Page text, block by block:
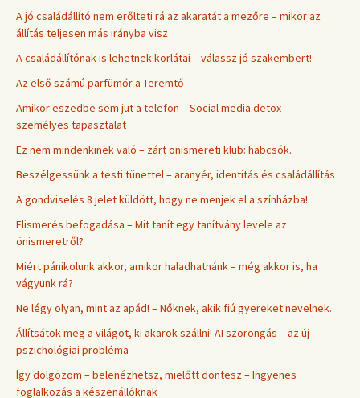
A jó családállító nem erőlteti rá az akaratát a mezőre – mikor az
állítás teljesen más irányba visz
A családállítónak is lehetnek korlátai – válassz jó szakembert!
Az első számú parfümőr a Teremtő
Amikor eszedbe sem jut a telefon – Social media detox –
személyes tapasztalat
Ez nem mindenkinek való – zárt önismereti klub: habcsók.
Beszélgessünk a testi tünettel – aranyér, identitás és családállítás
A gondviselés 8 jelet küldött, hogy ne menjek el a színházba!
Elismerés befogadása – Mit tanít egy tanítvány levele az
önismeretről?
Miért pánikolunk akkor, amikor haladhatnánk – még akkor is, ha
vágyunk rá?
Ne légy olyan, mint az apád! – Nőknek, akik fiú gyereket nevelnek.
Állítsátok meg a világot, ki akarok szállni! AI szorongás – az új
pszichológiai probléma
Így dolgozom – belenézhetsz, mielőtt döntesz – Ingyenes
foglalkozás a készenállóknak